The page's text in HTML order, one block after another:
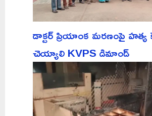
డాక్టర్ ప్రియాంక మరణంపై
చెయ్యాలి KVPS డిమాండ్